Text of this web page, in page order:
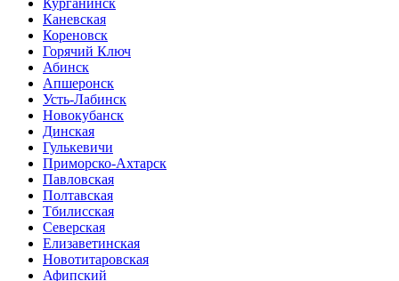
Каневская
Кореновск
Горячий Ключ
Абинск
Апшеронск
Усть-Лабинск
Новокубанск
Динская
Гулькевичи
Приморско-Ахтарск
Павловская
Полтавская
Тбилисская
Северская
Елизаветинская
Новотитаровская
Афипский